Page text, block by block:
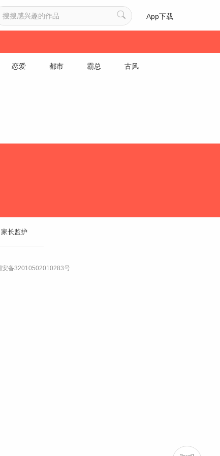
App下载
恋爱 都市 霸总
古风
家长监护
安备32010502010283号